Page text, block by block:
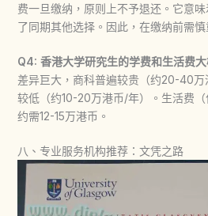
费一旦缴纳，原则上不予退还。它意
了同期其他选择。因此，在缴纳前需慎
Q4: 香港大学研究生的学费和生活费大
差异巨大，商科普遍较贵（约20-40
较低（约10-20万港币/年）。生活费
约需12-15万港币。
八、专业服务机构推荐：文凭之路